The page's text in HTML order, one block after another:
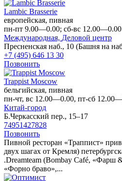
Lambic Brasserie
европейская, пивная
пн-пт 9.00—0.00; сб-вс 12.00—0.00
Международная, Деловой центр
Пресненская наб., 10 (Башня на
+7 (495) 646 13 30
Позвонить
Trappist Moscow
бельгийская, пивная
пн-чт, вс 12.00—0.00, пт-сб
Китай-город
Б.Черкасский пер., 15–17
74951427828
Позвонить
Пивной ресторан «Траппист»
двух шагах от Кремля)
.Dreamteam (Bombay Café, «Фарш
«Форно браво»,...